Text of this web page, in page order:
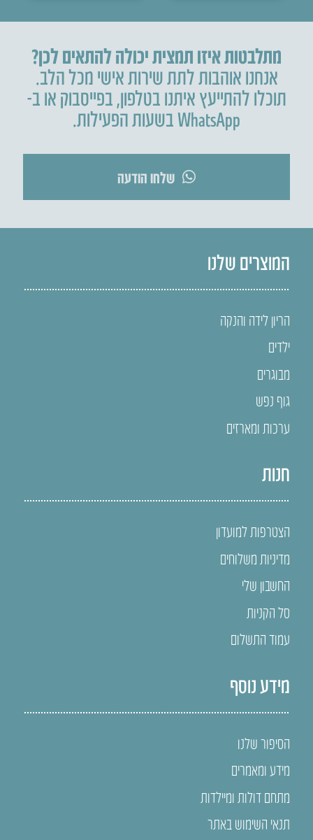
מתלבטות איזו תמצית יכולה להתאים לכן?
אנחנו אוהבות לתת שירות אישי מכל הלב.
תוכלו להתייעץ איתנו בטלפון,בפייסבוק או ב-
WhatsApp בשעות הפעילות.
שלחו הודעה
המוצרים שלנו
הריון לידה והנקה
ילדים
מבוגרים
גוף נפש
ערכות ומארזים
חנות
הצטרפות למועדון
מדיניות משלוחים
החשבון שלי
סל הקניות
עמוד התשלום
מידע נוסף
הסיפור שלנו
מידע ומאמרים
מתחם דולות ומיילדות
תנאי השימוש באתר